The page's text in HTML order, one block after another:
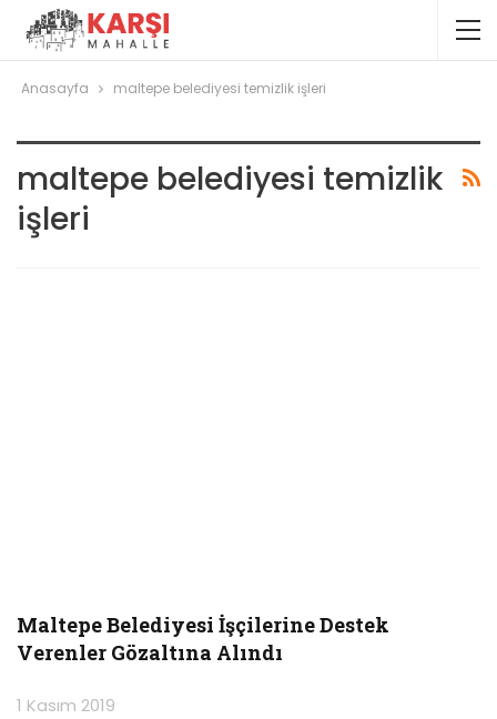
Anasayfa maltepe belediyesi temizlik işleri
maltepe belediyesi temizlik
işleri
Maltepe Belediyesi İşçilerine Destek
Verenler Gözaltına Alındı
1 Kasım 2019